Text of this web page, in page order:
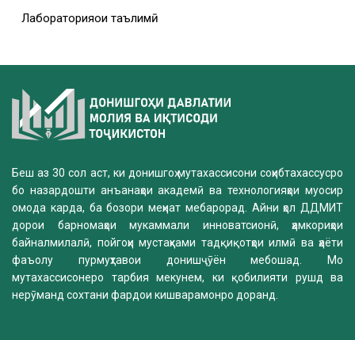
Лабораторияҳои таълимӣ
Беш аз 30 сол аст, ки донишгоҳ мутахассисони соҳибтахассусро
бо назардошти анъанаҳои академӣ ва технологияҳои муосир
омода карда, ба бозори меҳнат мебарорад. Айни ҳол ДДМИТ
дорои барномаҳои мукаммали инноватсионӣ, ҳамкориҳои
байналмилалӣ, пойгоҳи мустаҳками тадқиқотҳои илмӣ ва ҳаёти
фаъолу пурмуҳтавои донишҷӯён мебошад. Мо
мутахассисонеро тарбия мекунем, ки қобилияти рушд ва
нерӯманд сохтани фардои кишварамонро доранд.